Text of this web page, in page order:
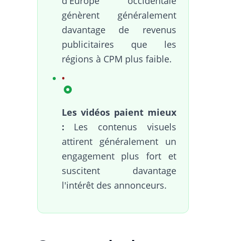
génèrent généralement
davantage de revenus
publicitaires que les
régions à CPM plus faible.
Les vidéos paient mieux
: Les contenus visuels
attirent généralement un
engagement plus fort et
suscitent davantage
l'intérêt des annonceurs.